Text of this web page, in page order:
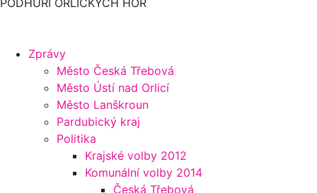
PODHŮŘÍ ORLICKÝCH HOR
Zprávy
Město Česká Třebová
Město Ústí nad Orlicí
Město Lanškroun
Pardubický kraj
Politika
Krajské volby 2012
Komunální volby 2014
Česká Třebová